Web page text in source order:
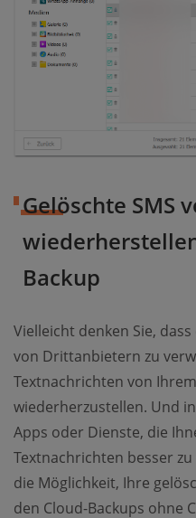
Gelöschte SMS
Backup
Vielleicht denken Sie,
von Drittanbietern zu
Textnachrichten von
wiederherzustellen. Und
Apps oder Dienste, die
Textnachrichten besser
die Möglichkeit, Ihre
den Cloud-Backups ohne